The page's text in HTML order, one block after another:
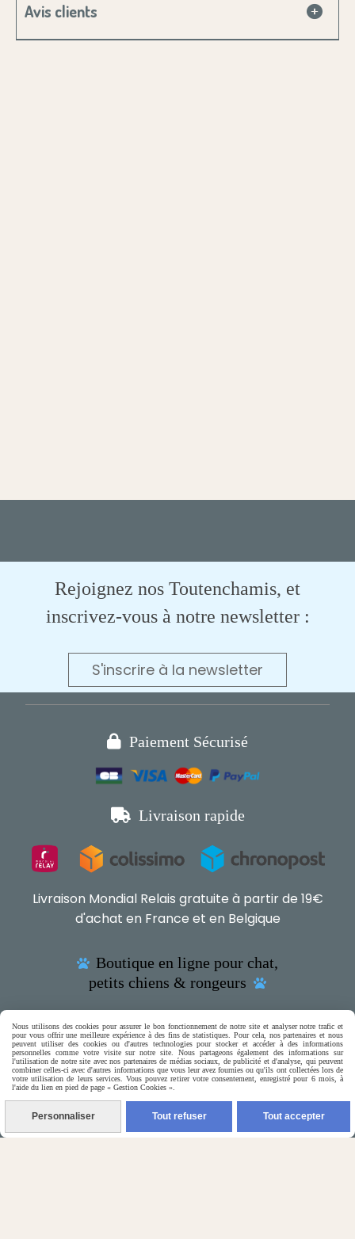
Avis clients
Rejoignez nos Toutenchamis, et
inscrivez-vous à notre newsletter :
S'inscrire à la newsletter
 Paiement Sécurisé
 Livraison rapide
Livraison Mondial Relais gratuite à partir de 19€
d'achat en France et en Belgique
 Boutique en ligne pour chat,
petits chiens & rongeurs

(5) Nos Avis Clients :
CE QU'EN PENSENT NOS CLIENTS
 Contactez-nous
Nous utilisons des cookies pour assurer le bon fonctionnement de notre site et analyser notre trafic et
pour vous offrir une meilleure expérience à des fins de statistiques. Pour cela, nos partenaires et nous
peuvent utiliser des cookies ou d'autres technologies pour stocker et accéder à des informations
personnelles comme votre visite sur notre site. Nous partageons également des informations sur
l'utilisation de notre site avec nos partenaires de médias sociaux, de publicité et d'analyse, qui peuvent
combiner celles-ci avec d'autres informations que vous leur avez fournies ou qu'ils ont collectées lors de
votre utilisation de leurs services. Vous pouvez retirer votre consentement, enregistré pour 6 mois, à
l'aide du lien en pied de page « Gestion Cookies ».
Personnaliser Tout refuser Tout accepter